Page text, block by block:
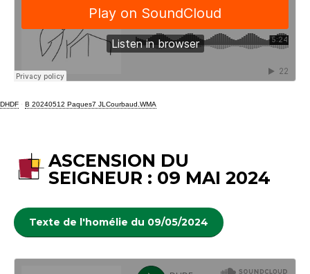
DHDF · B 20240512 Paques7 JLCourbaud.WMA
ASCENSION DU
SEIGNEUR : 09 MAI 2024
Texte de l'homélie du 09/05/2024